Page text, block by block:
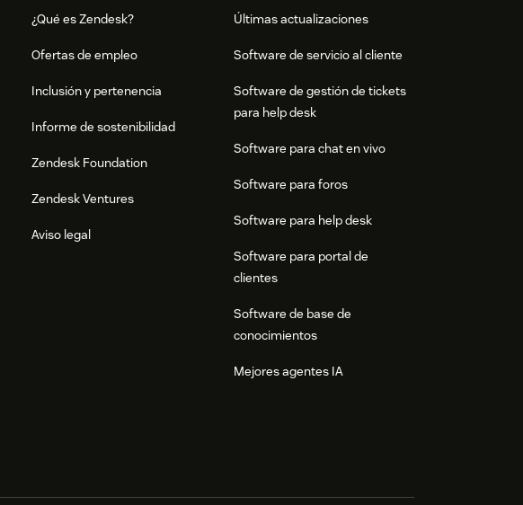
¿Qué es Zendesk?
Ofertas de empleo
Inclusión y pertenencia
Informe de sostenibilidad
Zendesk Foundation
Zendesk Ventures
Aviso legal
Últimas actualizaciones
Software de servicio al cliente
Software de gestión de tickets
para help desk
Software para chat en vivo
Software para foros
Software para help desk
Software para portal de
clientes
Software de base de
conocimientos
Mejores agentes IA